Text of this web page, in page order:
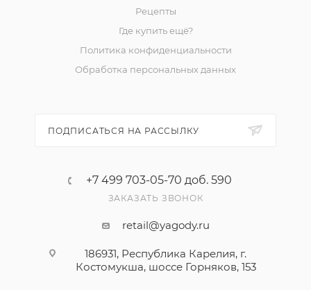
Рецепты
Где купить ещё?
Политика конфиденциальности
Обработка персональных данных
ПОДПИСАТЬСЯ НА РАССЫЛКУ
+7 499 703-05-70 доб. 590
ЗАКАЗАТЬ ЗВОНОК
retail@yagody.ru
186931, Республика Карелия, г.
Костомукша, шоссе Горняков, 153